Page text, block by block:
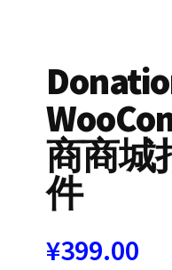
商商城
件
¥399.00